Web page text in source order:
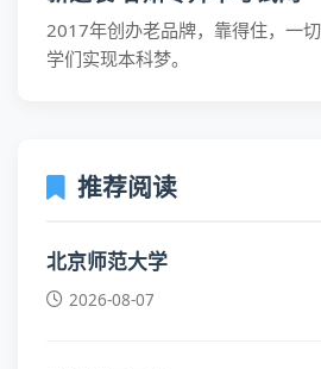
2017年创办老品牌，靠得住，一
学们实现本科梦。
推荐阅读
北京师范大学
2026-08-07